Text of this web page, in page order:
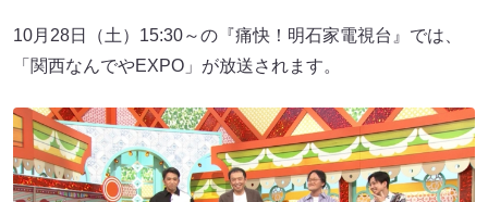
10月28日（土）15:30～の『痛快！明石家電視台』では、
「関西なんでやEXPO」が放送されます。